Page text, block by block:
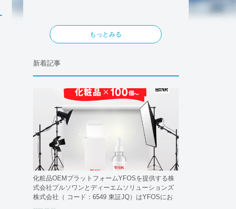
もっとみる
新着記事
化粧品OEMプラットフォームYFOSを提供する株
式会社プルソワンとディーエムソリューションズ
株式会社（ コード：6549 東証JQ）はYFOSにお